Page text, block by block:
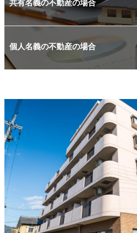
共有名義の不動産の場合
個人名義の不動産の場合